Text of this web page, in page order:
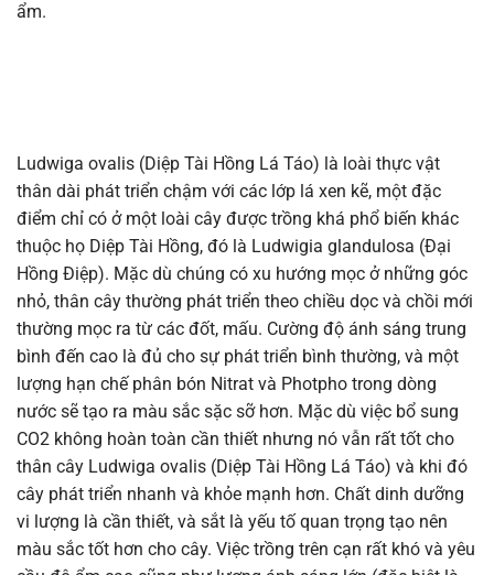
ẩm.
Ludwiga ovalis (Diệp Tài Hồng Lá Táo) là loài thực vật
thân dài phát triển chậm với các lớp lá xen kẽ, một đặc
điểm chỉ có ở một loài cây được trồng khá phổ biến khác
thuộc họ Diệp Tài Hồng, đó là Ludwigia glandulosa (Đại
Hồng Điệp). Mặc dù chúng có xu hướng mọc ở những góc
nhỏ, thân cây thường phát triển theo chiều dọc và chồi mới
thường mọc ra từ các đốt, mấu. Cường độ ánh sáng trung
bình đến cao là đủ cho sự phát triển bình thường, và một
lượng hạn chế phân bón Nitrat và Photpho trong dòng
nước sẽ tạo ra màu sắc sặc sỡ hơn. Mặc dù việc bổ sung
CO2 không hoàn toàn cần thiết nhưng nó vẫn rất tốt cho
thân cây Ludwiga ovalis (Diệp Tài Hồng Lá Táo) và khi đó
cây phát triển nhanh và khỏe mạnh hơn. Chất dinh dưỡng
vi lượng là cần thiết, và sắt là yếu tố quan trọng tạo nên
màu sắc tốt hơn cho cây. Việc trồng trên cạn rất khó và yêu